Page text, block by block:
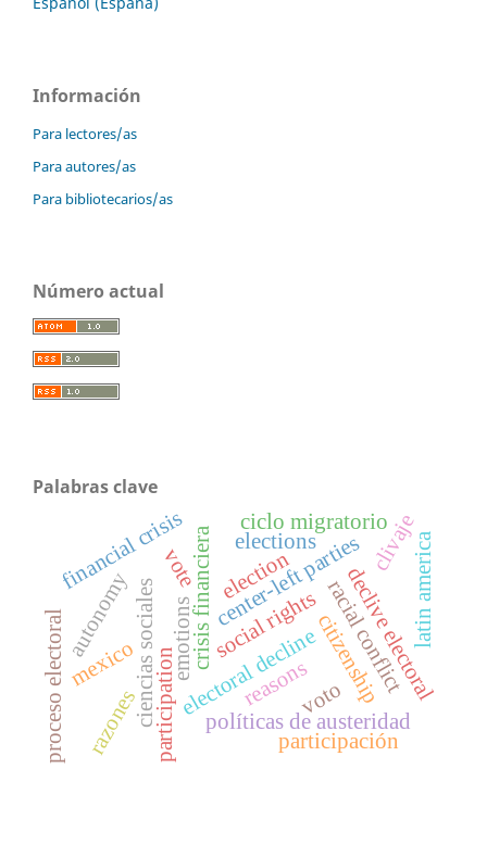
Información
Para lectores/as
Para autores/as
Para bibliotecarios/as
Número actual
Palabras clave
ciencias socialesparticipation
center-left parties
electoral decline
crisis financiera
políticas de austeridad
declive electoral
racial conflict
ciclo migratorio
social rightscitizenship
financial crisis election
razones voto
reasons
emotions
vote
mexico
proceso electoral
elections
participación
latin america
clivaje
autonomy